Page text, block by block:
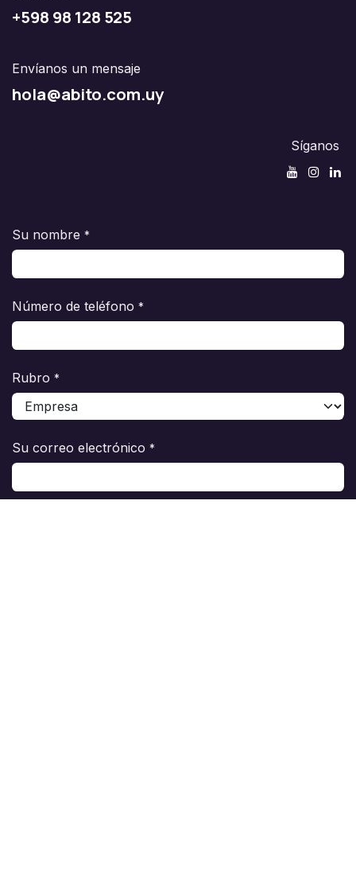
+598 98 128 525
Envíanos un mensaje
hola@abito.com.uy
Síganos
Su nombre *
Número de teléfono *
Rubro *
Su correo electrónico *